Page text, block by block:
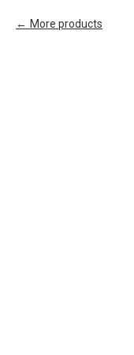
More products